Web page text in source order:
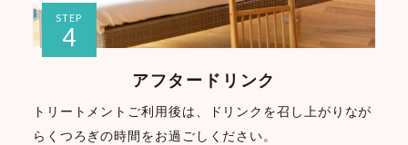
STEP
4
アフタードリンク
トリートメントご利用後は、ドリンクを召し上がりなが
らくつろぎの時間をお過ごしください。